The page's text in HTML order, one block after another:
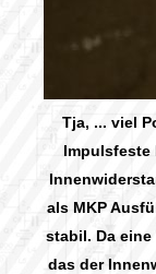
Tja, ... viel
als MKP
stabil. Da
das der